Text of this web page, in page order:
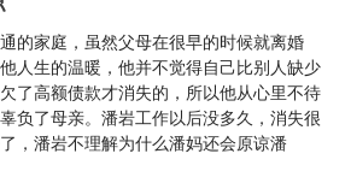
的家庭，虽然父母在很早的时候就离婚
人生的温暖，他并不觉得自己比别人缺少
了高额债款才消失的，所以他从心里不待
负了母亲。潘岩工作以后没多久，消失很
，潘岩不理解为什么潘妈还会原谅潘